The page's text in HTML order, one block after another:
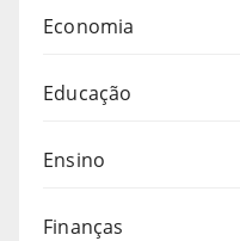
Economia
Educação
Ensino
Finanças